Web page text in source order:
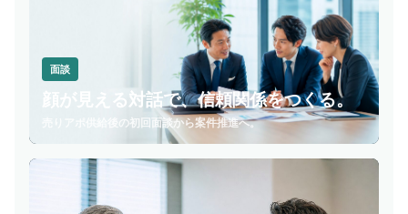
面談
顔が見える対話で、信頼関係をつくる。
売りアポ供給後の初回面談から案件推進へ。